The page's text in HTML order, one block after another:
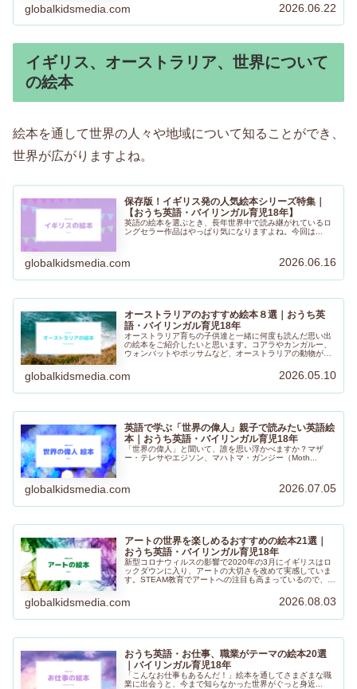
globalkidsmedia.com 2026.06.22
イギリス、オーストラリア、世界について
の絵本
絵本を通して世界の人々や地域について知ることができ、
世界が広がりますよね。
保存版！イギリス発の人気絵本シリーズ特集｜
【おうち英語・バイリンガル育児18年】
英語の絵本を選ぶとき、長年世界中で読み継がれているロ
ングセラー作品はやっぱり気になりますよね。今回は...
globalkidsmedia.com 2026.06.16
オーストラリアのおすすめ絵本８選｜おうち英
語・バイリンガル育児18年
オーストラリア育ちの子供達と一緒に何度も読んだ思い出
の絵本をご紹介したいと思います。コアラやカンガルー、
ウォンバットやポッサムなど、オーストラリアの動物が登
globalkidsmedia.com 2026.05.10
英語で学ぶ「世界の偉人」親子で読みたい英語絵
本｜おうち英語・バイリンガル育児18年
「世界の偉人」と聞いて、誰を思い浮かべますか？マザ
ー・テレサやエジソン、マハトマ・ガンジー（Moth...
globalkidsmedia.com 2026.07.05
アートの世界を楽しめるおすすめの絵本21選｜
おうち英語・バイリンガル育児18年
新型コロナウィルスの影響で2020年の3月にイギリスはロ
ックダウンに入り、アートの大切さを改めて実感していま
す。STEAM教育でアートへの注目も高まっているので、ア
globalkidsmedia.com 2026.08.03
おうち英語・お仕事、職業がテーマの絵本20選
｜バイリンガル育児18年
「こんなお仕事もあるんだ！」絵本を通してさまざまな職
業に出会うと、今まで知らなかった世界がぐっと身近...